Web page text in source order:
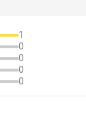
1
0
0
0
0